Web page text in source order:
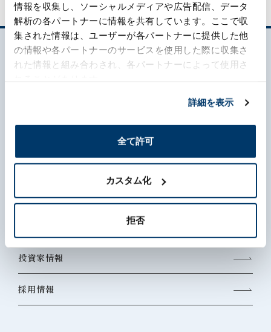
情報を収集し、ソーシャルメディアや広告配信、データ
解析の各パートナーに情報を共有しています。ここで収
集された情報は、ユーザーが各パートナーに提供した他
の情報や各パートナーのサービスを使用した際に収集さ
れた情報と組み合わされ、各パートナーによって使用さ
詳細を表示
全て許可
カスタム化
拒否
企業情報
事業内容
投資家情報
採用情報